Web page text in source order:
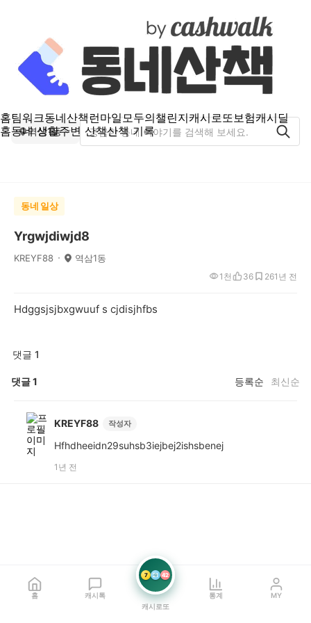
홈팀워크동네산책런마일모두의챌린지캐시로또보험캐시딜
홈동네 생활주변 산책산책 기록
역삼1동
동네 일상
Yrgwjdiwjd8
KREYF88 역삼1동
1년 전
1천 36 26
Hdggsjsjbxgwuuf s cjdisjhfbs
댓글 1
댓글1 등록순 최신순
KREYF88 작성자
Hfhdheeidn29suhsb3iejbej2ishsbenej
1년 전
홈 캐시톡
7 21 42
캐시로또
통계 MY